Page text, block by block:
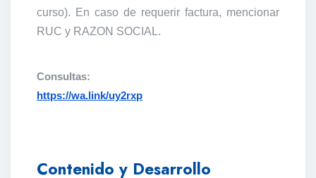
curso). En caso de requerir factura, mencionar
RUC y RAZON SOCIAL.
Consultas:
https://wa.link/uy2rxp
Contenido y Desarrollo